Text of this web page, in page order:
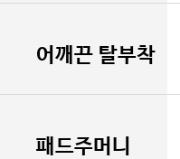
어깨끈 탈부착
패드주머니